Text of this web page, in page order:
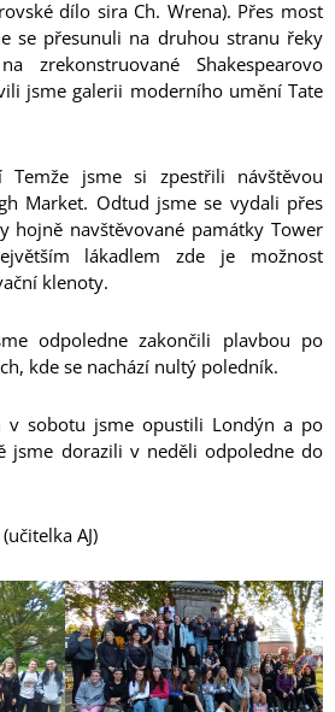
dílo sira Ch. Wrena). Přes most
se přesunuli na druhou stranu řeky
zrekonstruované Shakespearovo
jsme galerii moderního umění Tate
Temže jsme si zpestřili návštěvou
Market. Odtud jsme se vydali přes
hojně navštěvované památky Tower
lákadlem zde je možnost
klenoty.
odpoledne zakončili plavbou po
kde se nachází nultý poledník.
v sobotu jsme opustili Londýn a po
jsme dorazili v neděli odpoledne do
AJ)